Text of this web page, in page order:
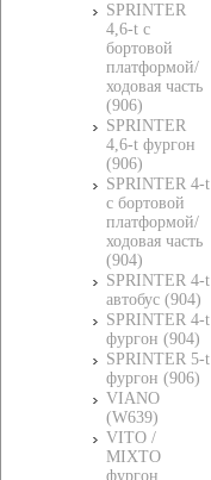
SPRINTER
4,6-t c
бортовой
платформой/
ходовая часть
(906)
SPRINTER
4,6-t фургон
(906)
SPRINTER 4-t
c бортовой
платформой/
ходовая часть
(904)
SPRINTER 4-t
автобус (904)
SPRINTER 4-t
фургон (904)
SPRINTER 5-t
фургон (906)
VIANO
(W639)
VITO /
MIXTO
фургон